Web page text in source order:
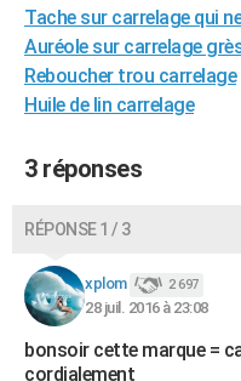
Destinations
City break
Voyage nature
Voyage de noces
Forum
Climat
+PHOTO
GUIDES D'ACHAT
CARTE DE VOEUX
Carte de Noël
Carte Bonne année
Carte Saint-Valentin
Carte Pâques
Carte d'anniversaire
DICTIONNAIRE
Dictionnaire
Biographies
Citations
Expressions
Proverbes
PROGRAMME TV
COPAINS D'AVANT
S'inscrire
Se connecter
Lycées
Collèges
Primaires
Universités
Entreprises
Service militaire
Avis de recherche
AVIS DE DÉCÈS
Tache sur carrelage qui
Auréole sur carrelage
Reboucher trou carrelage
Huile de lin carrelage
3 réponses
RÉPONSE 1 / 3
xplom 2 697
28 juil. 2016 à 23:08
bonsoir cette marque =
cordialement